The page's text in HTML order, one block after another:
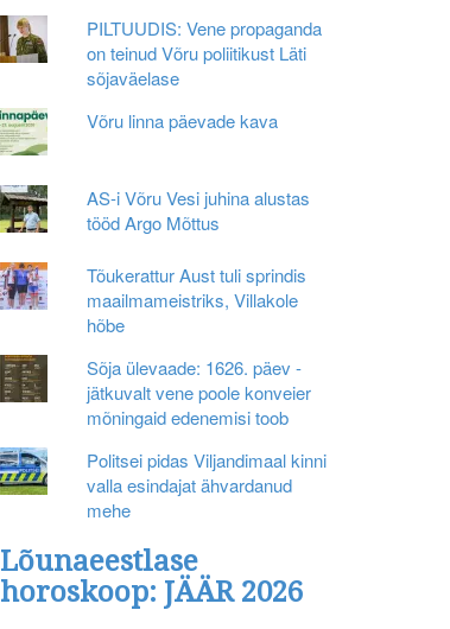
PILTUUDIS: Vene propaganda
on teinud Võru poliitikust Läti
sõjaväelase
Võru linna päevade kava
AS-i Võru Vesi juhina alustas
tööd Argo Mõttus
Tõukerattur Aust tuli sprindis
maailmameistriks, Villakole
hõbe
Sõja ülevaade: 1626. päev -
jätkuvalt vene poole konveier
mõningaid edenemisi toob
Politsei pidas Viljandimaal kinni
valla esindajat ähvardanud
mehe
Lõunaeestlase
horoskoop: JÄÄR 2026